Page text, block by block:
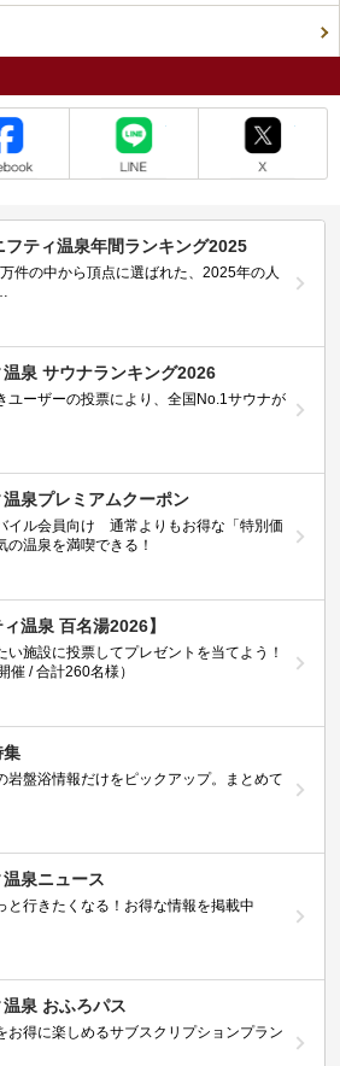
フティ温泉年間ランキング2025
件の中から頂点に選ばれた、2025年の人
温泉 サウナランキング2026
ユーザーの投票により、全国No.1サウナが
温泉プレミアムクーポン
イル会員向け 通常よりもお得な「特別価
の温泉を満喫できる！
ィ温泉 百名湯2026】
い施設に投票してプレゼントを当てよう！
催 / 合計260名様）
集
岩盤浴情報だけをピックアップ。まとめて
泉ニュース
と行きたくなる！お得な情報を掲載中
泉 おふろパス
お得に楽しめるサブスクリプションプラン